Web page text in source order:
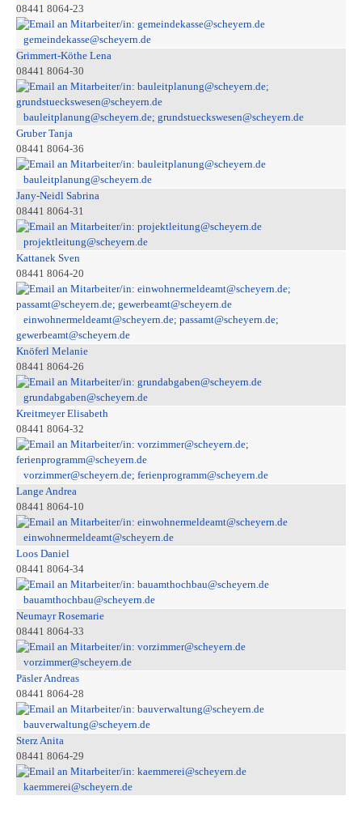
08441 8064-23
gemeindekasse@scheyern.de
Grimmert-Köthe Lena
08441 8064-30
bauleitplanung@scheyern.de; grundstueckswesen@scheyern.de
Gruber Tanja
08441 8064-36
bauleitplanung@scheyern.de
Jany-Neidl Sabrina
08441 8064-31
projektleitung@scheyern.de
Kattanek Sven
08441 8064-20
einwohnermeldeamt@scheyern.de; passamt@scheyern.de;
gewerbeamt@scheyern.de
Knöferl Melanie
08441 8064-26
grundabgaben@scheyern.de
Kreitmeyer Elisabeth
08441 8064-32
vorzimmer@scheyern.de; ferienprogramm@scheyern.de
Lange Andrea
08441 8064-10
einwohnermeldeamt@scheyern.de
Loos Daniel
08441 8064-34
bauamthochbau@scheyern.de
Neumayr Rosemarie
08441 8064-33
vorzimmer@scheyern.de
Päsler Andreas
08441 8064-28
bauverwaltung@scheyern.de
Sterz Anita
08441 8064-29
kaemmerei@scheyern.de